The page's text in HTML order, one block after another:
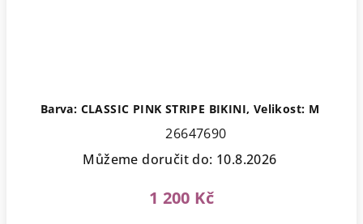
Barva: CLASSIC PINK STRIPE BIKINI, Velikost: M
26647690
Můžeme doručit do: 10.8.2026
1 200 Kč